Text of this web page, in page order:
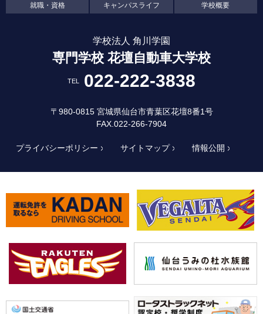
就職・資格 キャンパスライフ 学校概要
学校法人 角川学園
専門学校 花壇自動車大学校
TEL 022-222-3838
〒980-0815 宮城県仙台市青葉区花壇8番1号
FAX.022-266-7904
プライバシーポリシー サイトマップ 情報公開